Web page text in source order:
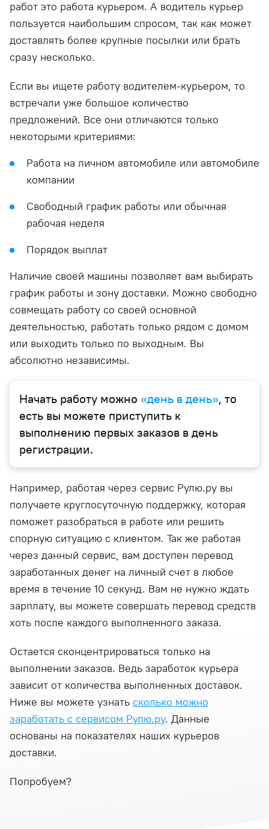
работ это работа курьером. А водитель курьер
пользуется наибольшим спросом, так как может
доставлять более крупные посылки или брать
сразу несколько.
Если вы ищете работу водителем-курьером, то
встречали уже большое количество
предложений. Все они отличаются только
некоторыми критериями:
Работа на личном автомобиле или автомобиле
компании
Свободный график работы или обычная
рабочая неделя
Порядок выплат
Наличие своей машины позволяет вам выбирать
график работы и зону доставки. Можно свободно
совмещать работу со своей основной
деятельностью, работать только рядом с домом
или выходить только по выходным. Вы
абсолютно независимы.
Начать работу можно «день в день», то
есть вы можете приступить к
выполнению первых заказов в день
регистрации.
Например, работая через сервис Рулю.ру вы
получаете круглосуточную поддержку, которая
поможет разобраться в работе или решить
спорную ситуацию с клиентом. Так же работая
через данный сервис, вам доступен перевод
заработанных денег на личный счет в любое
время в течение 10 секунд. Вам не нужно ждать
зарплату, вы можете совершать перевод средств
хоть после каждого выполненного заказа.
Остается сконцентрироваться только на
выполнении заказов. Ведь заработок курьера
зависит от количества выполненных доставок.
Ниже вы можете узнать сколько можно
заработать с сервисом Рулю.ру. Данные
основаны на показателях наших курьеров
доставки.
Попробуем?